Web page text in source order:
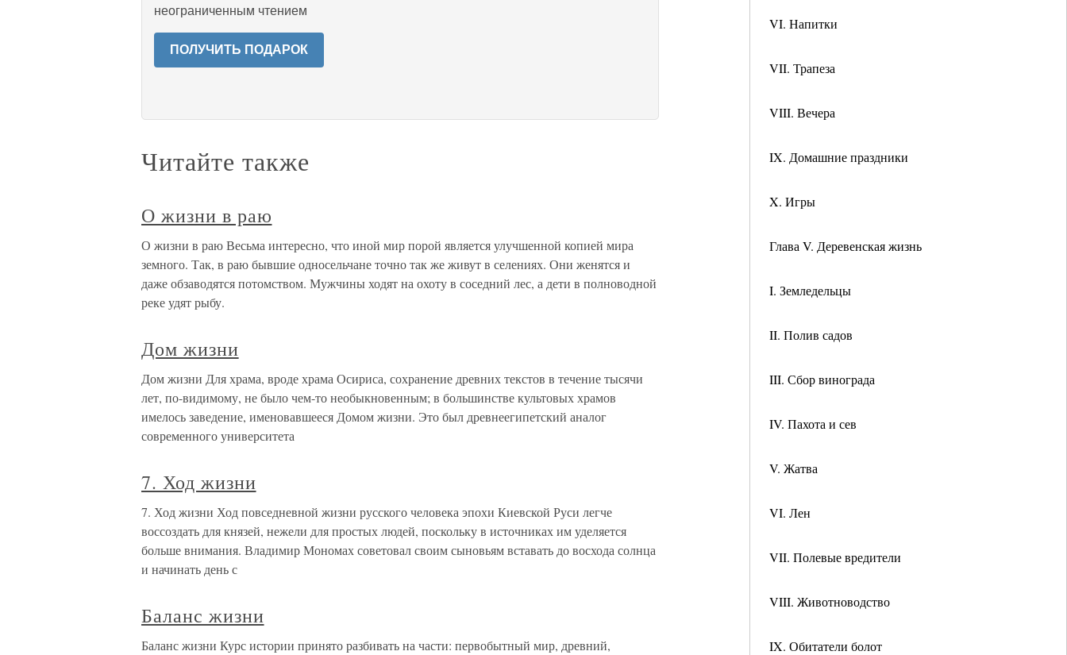
VI. Напитки
VII. Трапеза
VIII. Вечера
IX. Домашние праздники
X. Игры
Глава V. Деревенская жизнь
I. Земледельцы
II. Полив садов
III. Сбор винограда
IV. Пахота и сев
V. Жатва
VI. Лен
VII. Полевые вредители
VIII. Животноводство
IX. Обитатели болот
неограниченным чтением
ПОЛУЧИТЬ ПОДАРОК
Читайте также
О жизни в раю
О жизни в раю Весьма интересно, что иной мир порой является улучшенной копией мира
земного. Так, в раю бывшие односельчане точно так же живут в селениях. Они женятся и
даже обзаводятся потомством. Мужчины ходят на охоту в соседний лес, а дети в полноводной
реке удят рыбу.
Дом жизни
Дом жизни Для храма, вроде храма Осириса, сохранение древних текстов в течение тысячи
лет, по-видимому, не было чем-то необыкновенным; в большинстве культовых храмов
имелось заведение, именовавшееся Домом жизни. Это был древнеегипетский аналог
современного университета
7. Ход жизни
7. Ход жизни Ход повседневной жизни русского человека эпохи Киевской Руси легче
воссоздать для князей, нежели для простых людей, поскольку в источниках им уделяется
больше внимания. Владимир Мономах советовал своим сыновьям вставать до восхода солнца
и начинать день с
Баланс жизни
Баланс жизни Курс истории принято разбивать на части: первобытный мир, древний,